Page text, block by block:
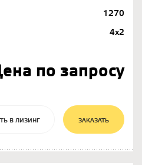
1270
4х2
по запросу
В ЛИЗИНГ ЗАКАЗАТЬ